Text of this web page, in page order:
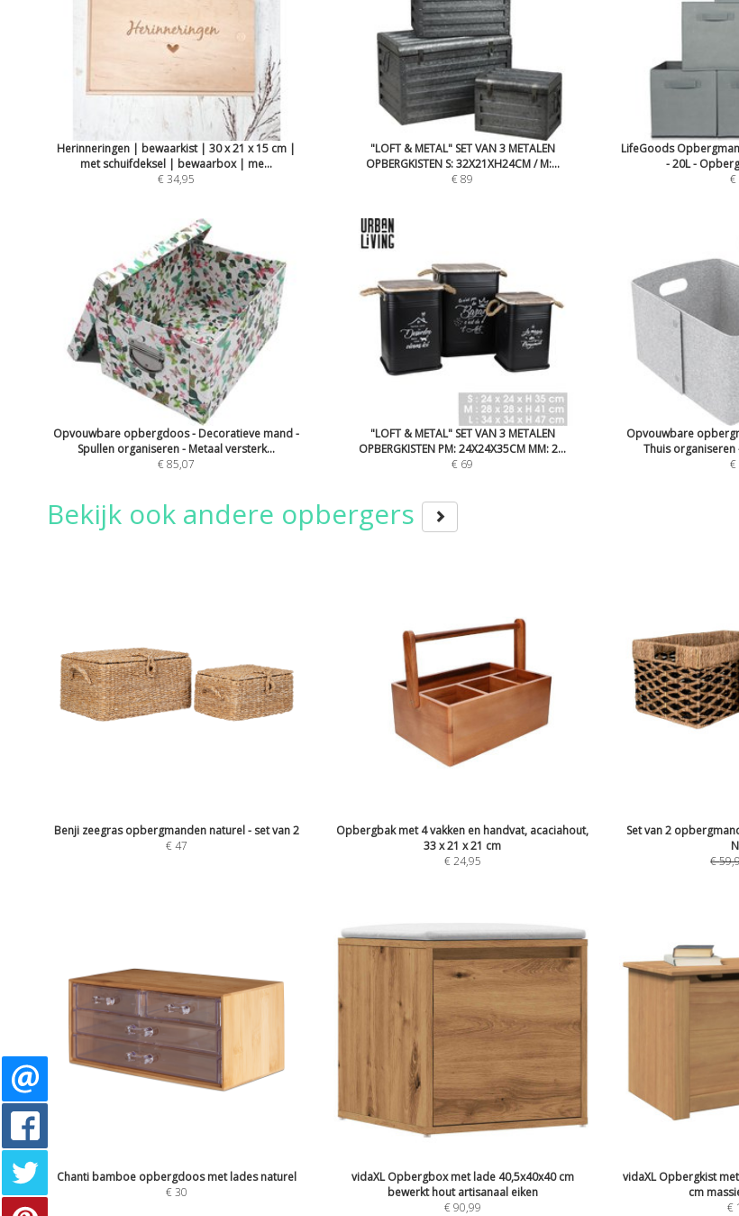
Herinneringen | bewaarkist | 30 x 21 x 15 cm |
met schuifdeksel | bewaarbox | me...
€ 34,95
"LOFT & METAL" SET VAN 3 METALEN
OPBERGKISTEN S: 32X21XH24CM / M:...
€ 89
LifeGoods
- 20L -
€
Opvouwbare opbergdoos - Decoratieve mand -
Spullen organiseren - Metaal versterk...
€ 85,07
"LOFT & METAL" SET VAN 3 METALEN
OPBERGKISTEN PM: 24X24X35CM MM: 2...
€ 69
Opvouwbare
Thuis
€
Bekijk ook andere opbergers
Benji zeegras opbergmanden naturel - set van 2
€47
Opbergbak met 4 vakken en handvat, acaciahout,
33 x 21 x 21 cm
€24,95
Set van 2
€
Chanti bamboe opbergdoos met lades naturel
€30
vidaXL Opbergbox met lade 40,5x40x40 cm
bewerkt hout artisanaal eiken
€90,99
vidaXL Opbergkist
cm
€